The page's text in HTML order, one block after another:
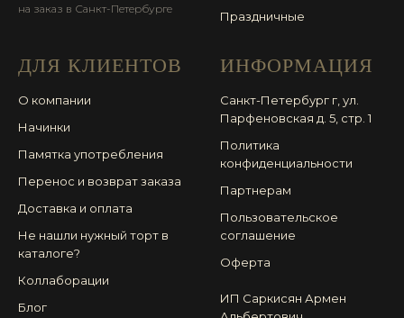
на заказ в Санкт-Петербурге
Праздничные
ДЛЯ КЛИЕНТОВ
О компании
Начинки
Памятка употребления
Перенос и возврат заказа
Доставка и оплата
Не нашли нужный торт в
каталоге?
Коллаборации
Блог
ИНФОРМАЦИЯ
Санкт-Петербург г, ул.
Парфеновская д. 5, стр. 1
Политика
конфиденциальности
Партнерам
Пользовательское
соглашение
Оферта
ИП Саркисян Армен